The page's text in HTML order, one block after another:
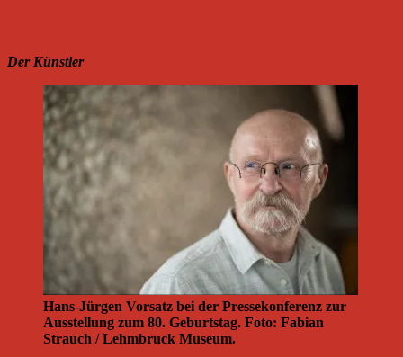
Der Künstler
Hans-Jürgen Vorsatz bei der Pressekonferenz zur
Ausstellung zum 80. Geburtstag. Foto: Fabian
Strauch / Lehmbruck Museum.